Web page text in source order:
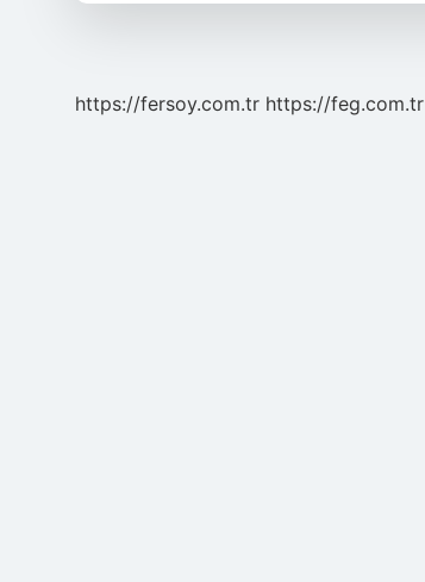
https://fersoy.com.tr https://feg.com.tr